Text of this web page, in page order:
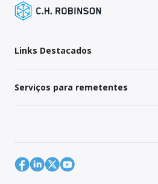
Links Destacados
Serviços para remetentes